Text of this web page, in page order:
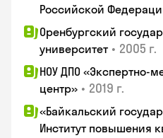
Российской
Оренбургский
университет • 2005 г.
НОУ ДПО «Экспертно-
центр» • 2019 г.
«Байкальский
Институт повышения